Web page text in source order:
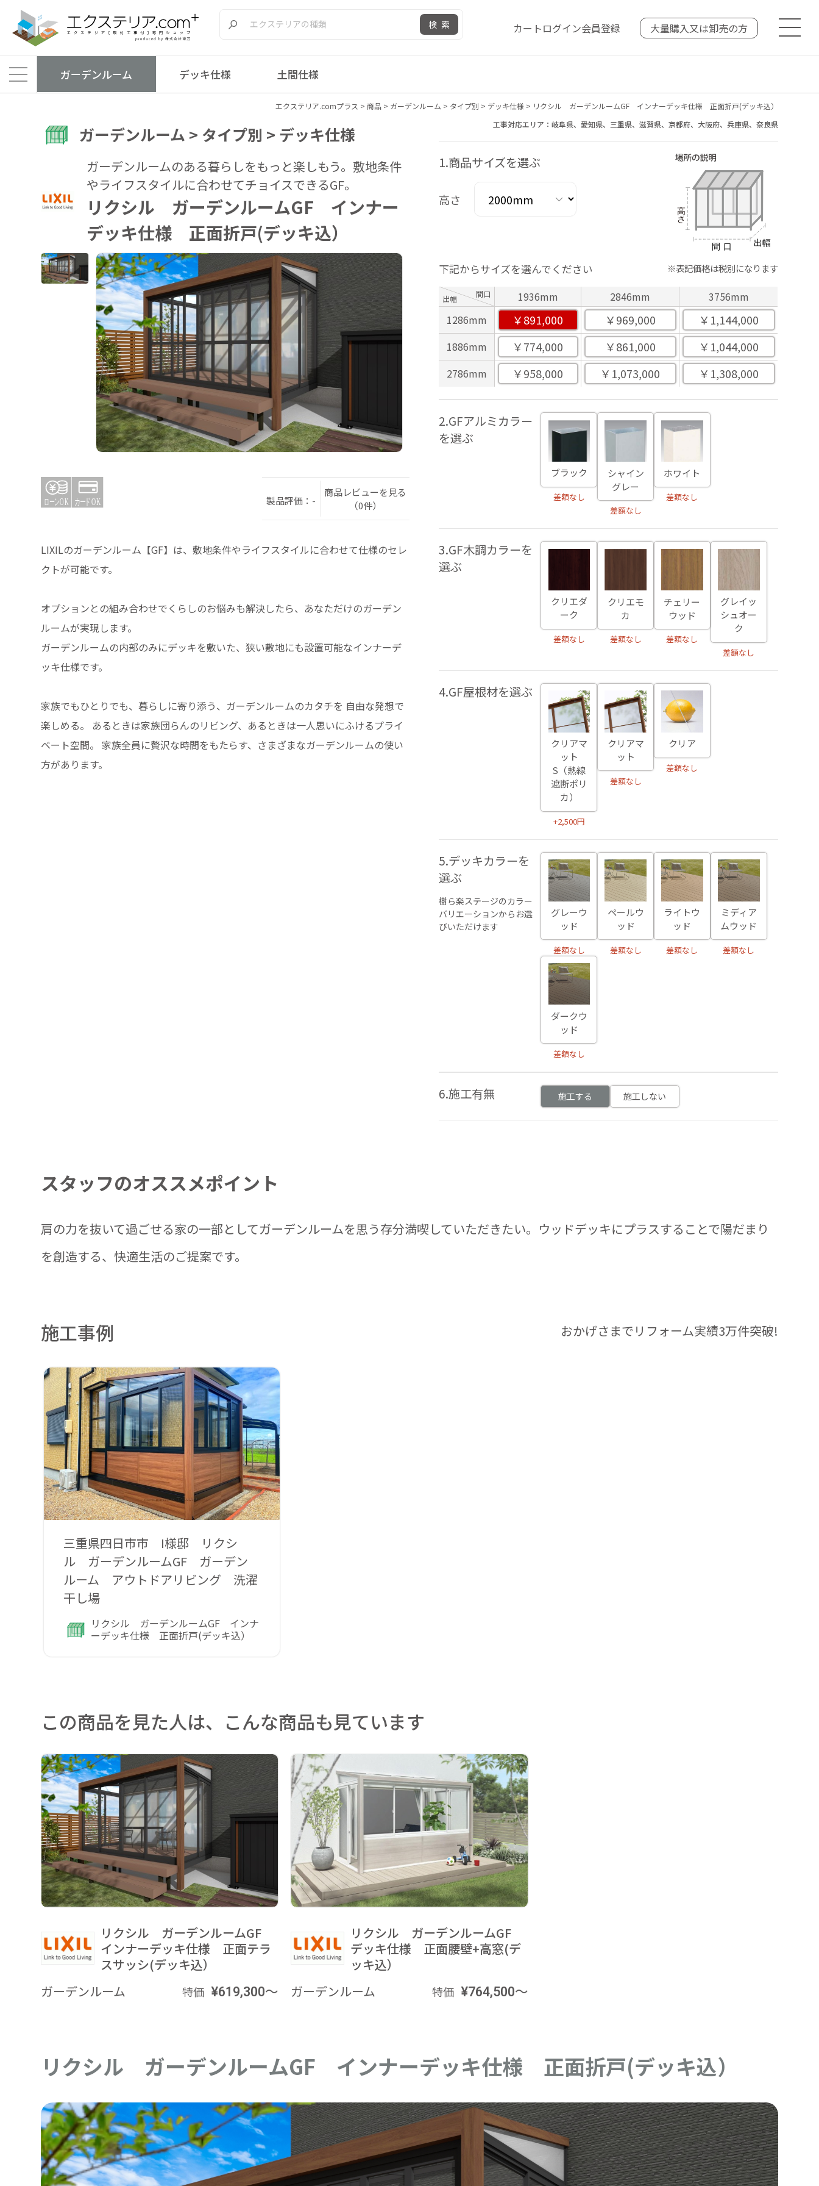
検索 カートログイン会員登録 大量購入又は卸売の方
ガーデンルーム デッキ仕様 土間仕様
エクステリア.comプラス > 商品> ガーデンルーム > タイプ別 > デッキ仕様 > リクシル ガーデンルームGF インナーデッキ仕様 正面折戸(デッキ込）
ガーデンルーム > タイプ別 > デッキ仕様
ガーデンルームのある暮らしをもっと楽しもう。敷地条件
やライフスタイルに合わせてチョイスできるGF。
リクシル ガーデンルームGF インナー
デッキ仕様 正面折戸(デッキ込）
製品評価：-
商品レビューを見る
（0件）
LIXILのガーデンルーム【GF】は、敷地条件やライフスタイルに合わせて仕様のセレ
クトが可能です。
オプションとの組み合わせでくらしのお悩みも解決したら、あなただけのガーデン
ルームが実現します。
ガーデンルームの内部のみにデッキを敷いた、狭い敷地にも設置可能なインナーデ
ッキ仕様です。
家族でもひとりでも、暮らしに寄り添う、ガーデンルームのカタチを 自由な発想で
楽しめる。 あるときは家族団らんのリビング、あるときは一人思いにふけるプライ
ベート空間。 家族全員に贅沢な時間をもたらす、さまざまなガーデンルームの使い
方があります。
工事対応エリア：岐阜県、愛知県、三重県、滋賀県、京都府、大阪府、兵庫県、奈良県
1.商品サイズを選ぶ
高さ
下記からサイズを選んでください ※表記価格は税別になります
出幅 間口 1936mm 2846mm
3756mm
1286mm
￥891,000 ￥969,000 ￥1,144,000
1886mm ￥774,000 ￥861,000 ￥1,044,000
2786mm ￥958,000 ￥1,073,000 ￥1,308,000
2.GFアルミカラー
を選ぶ
ブラック
差額なし
シャイン
グレー
差額なし
ホワイト
差額なし
3.GF木調カラーを
選ぶ
クリエダ
ーク
差額なし
クリエモ
カ
差額なし
チェリー
ウッド
差額なし
グレイッ
シュオー
ク
差額なし
4.GF屋根材を選ぶ
クリアマ
ット
S（熱線
遮断ポリ
カ）
+2,500円
クリアマ
ット
差額なし
クリア
差額なし
5.デッキカラーを
選ぶ
樹ら楽ステージのカラー
バリエーションからお選
びいただけます
グレーウ
ッド
差額なし
ペールウ
ッド
差額なし
ライトウ
ッド
差額なし
ミディア
ムウッド
差額なし
ダークウ
ッド
差額なし
6.施工有無 施工する 施工しない
スタッフのオススメポイント
肩の力を抜いて過ごせる家の一部としてガーデンルームを思う存分満喫していただきたい。ウッドデッキにプラスすることで陽だまり
を創造する、快適生活のご提案です。
施工事例 おかげさまでリフォーム実績3万件突破!
三重県四日市市 I様邸 リクシ
ル ガーデンルームGF ガーデン
ルーム アウトドアリビング 洗濯
干し場
リクシル ガーデンルームGF インナ
ーデッキ仕様 正面折戸(デッキ込）
この商品を見た人は、こんな商品も見ています
リクシル ガーデンルームGF
インナーデッキ仕様 正面テラ
スサッシ(デッキ込）
ガーデンルーム
特価 ¥619,300～
リクシル ガーデンルームGF
デッキ仕様 正面腰壁+高窓(デ
ッキ込）
ガーデンルーム
特価 ¥764,500～
リクシル ガーデンルームGF インナーデッキ仕様 正面折戸(デッキ込）